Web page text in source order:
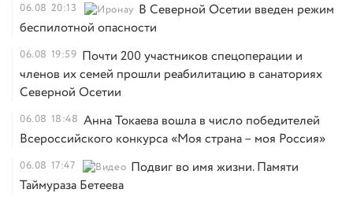
06.08 20:13
В Северной Осетии введен режим
беспилотной опасности
06.08 19:59 Почти 200 участников спецоперации и
членов их семей прошли реабилитацию в санаториях
Северной Осетии
06.08 18:48 Анна Токаева вошла в число победителей
Всероссийского конкурса «Моя страна – моя Россия»
06.08 17:47
Подвиг во имя жизни. Памяти
Таймураза Бетеева